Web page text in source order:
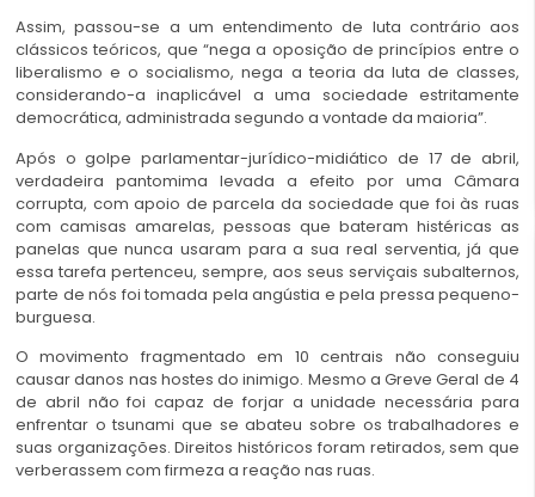
Assim, passou-se a um entendimento de luta contrário aos
clássicos teóricos, que “nega a oposição de princípios entre o
liberalismo e o socialismo, nega a teoria da luta de classes,
considerando-a inaplicável a uma sociedade estritamente
democrática, administrada segundo a vontade da maioria”.
Após o golpe parlamentar-jurídico-midiático de 17 de abril,
verdadeira pantomima levada a efeito por uma Câmara
corrupta, com apoio de parcela da sociedade que foi às ruas
com camisas amarelas, pessoas que bateram histéricas as
panelas que nunca usaram para a sua real serventia, já que
essa tarefa pertenceu, sempre, aos seus serviçais subalternos,
parte de nós foi tomada pela angústia e pela pressa pequeno-
burguesa.
O movimento fragmentado em 10 centrais não conseguiu
causar danos nas hostes do inimigo. Mesmo a Greve Geral de 4
de abril não foi capaz de forjar a unidade necessária para
enfrentar o tsunami que se abateu sobre os trabalhadores e
suas organizações. Direitos históricos foram retirados, sem que
verberassem com firmeza a reação nas ruas.